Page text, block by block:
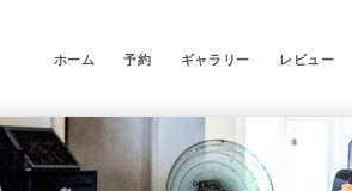
ホーム 予約 ギャラリー レビュー